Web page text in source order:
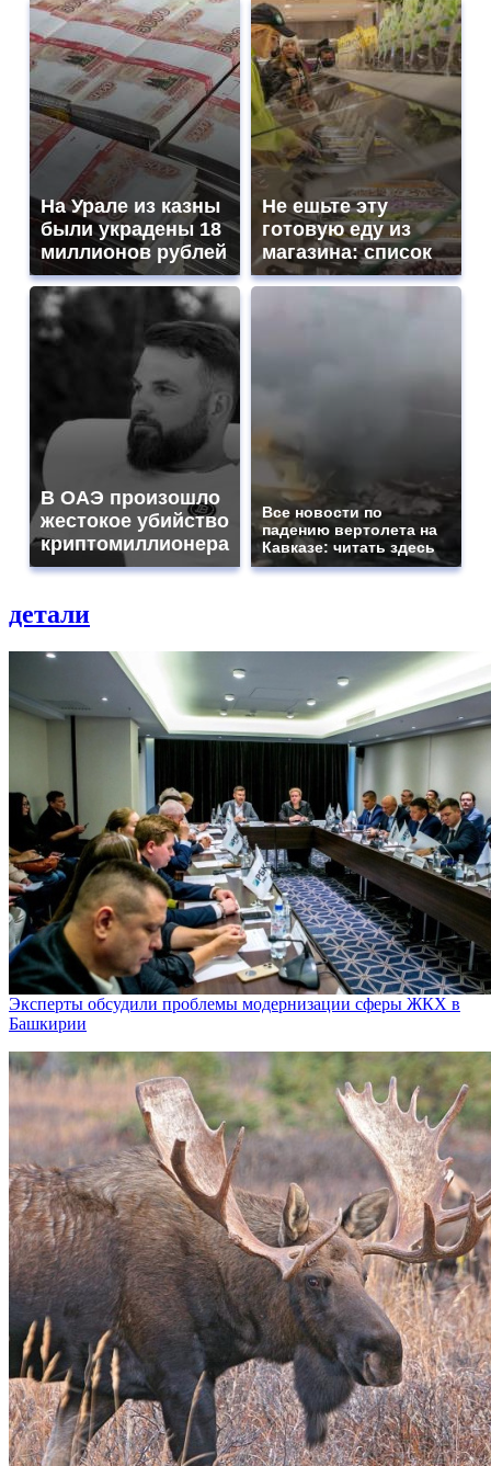
На Урале из казны
были украдены 18
миллионов рублей
Не ешьте эту
готовую еду из
магазина: список
В ОАЭ произошло
жестокое убийство
криптомиллионера
Все новости по
падению вертолета на
Кавказе: читать здесь
детали
Эксперты обсудили проблемы модернизации сферы ЖКХ в
Башкирии